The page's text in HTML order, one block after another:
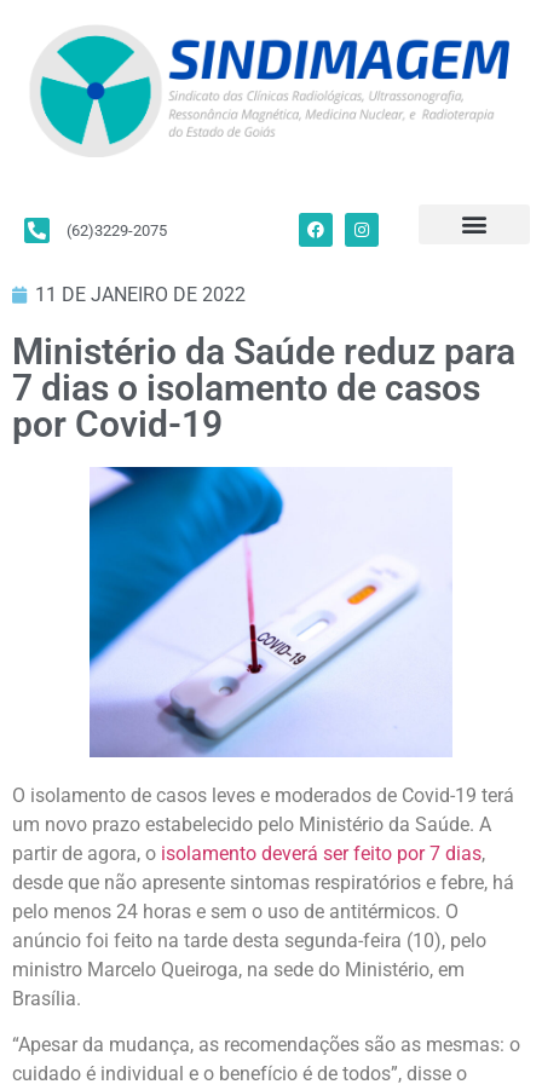
(62)3229-2075
11 DE JANEIRO DE 2022
Ministério da Saúde reduz para
7 dias o isolamento de casos
por Covid-19
O isolamento de casos leves e moderados de Covid-19 terá
um novo prazo estabelecido pelo Ministério da Saúde. A
partir de agora, o isolamento deverá ser feito por 7 dias,
desde que não apresente sintomas respiratórios e febre, há
pelo menos 24 horas e sem o uso de antitérmicos. O
anúncio foi feito na tarde desta segunda-feira (10), pelo
ministro Marcelo Queiroga, na sede do Ministério, em
Brasília.
“Apesar da mudança, as recomendações são as mesmas: o
cuidado é individual e o benefício é de todos”, disse o